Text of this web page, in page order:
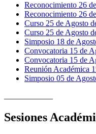
Reconocimiento 26
Reconocimiento 26
Curso 25 de Agosto
Curso 25 de Agosto
Simposio 18 de
Convocatoria 15 de
Convocatoria 15 de
Reunión Académica
Simposio 05 de
Sesiones